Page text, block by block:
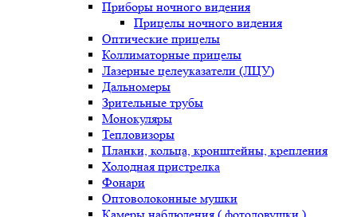
Приборы ночного видения
Прицелы ночного видения
Оптические прицелы
Коллиматорные прицелы
Лазерные целеуказатели (ЛЦУ)
Дальномеры
Зрительные трубы
Монокуляры
Тепловизоры
Планки, кольца, кронштейны, крепления
Холодная пристрелка
Фонари
Оптоволоконные мушки